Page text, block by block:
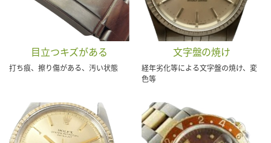
目立つキズがある
打ち痕、擦り傷がある、汚い状態
文字盤の焼け
経年劣化等による文字盤の焼け、変
色等